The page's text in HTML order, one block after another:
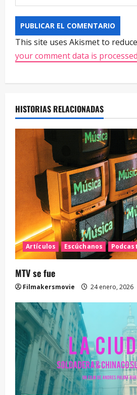
This site uses Akismet to
your comment data is
HISTORIAS RELACIONADAS
Artículos Escúchanos Podcast
MTV se fue
Filmakersmovie 24 enero, 2026